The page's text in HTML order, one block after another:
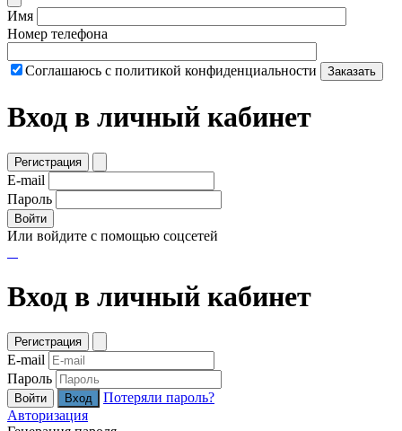
Имя
Номер телефона
Соглашаюсь с политикой конфиденциальности Заказать
Вход в личный кабинет
Регистрация
E-mail
Пароль
Войти
Или войдите с помощью соцсетей
Вход в личный кабинет
Регистрация
E-mail
Пароль
Войти
Потеряли пароль?
Авторизация